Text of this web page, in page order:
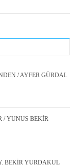
/ AYFER GÜRDAL
/ YUNUS BEKİR
BEKİR YURDAKUL